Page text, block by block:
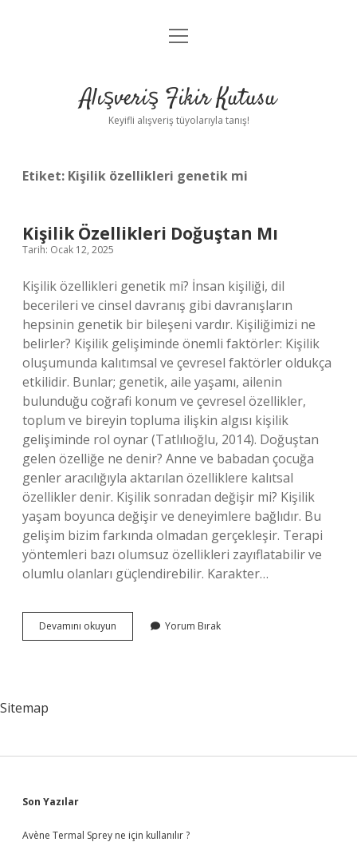
Anasayfa
Yasal Uyarı
menüyü
Alışveriş Fikir Kutusu
Keyifli alışveriş tüyolarıyla tanış!
Etiket: Kişilik özellikleri genetik mi
Kişilik Özellikleri Doğuştan Mı
Tarih: Ocak 12, 2025
Kişilik özellikleri genetik mi? İnsan kişiliği, dil
becerileri ve cinsel davranış gibi davranışların
hepsinin genetik bir bileşeni vardır. Kişiliğimizi ne
belirler? Kişilik gelişiminde önemli faktörler: Kişilik
oluşumunda kalıtımsal ve çevresel faktörler oldukça
etkilidir. Bunlar; genetik, aile yaşamı, ailenin
bulunduğu coğrafi konum ve çevresel özellikler,
toplum ve bireyin topluma ilişkin algısı kişilik
gelişiminde rol oynar (Tatlılıoğlu, 2014). Doğuştan
gelen özelliğe ne denir? Anne ve babadan çocuğa
genler aracılığıyla aktarılan özelliklere kalıtsal
özellikler denir. Kişilik sonradan değişir mi? Kişilik
yaşam boyunca değişir ve deneyimlere bağlıdır. Bu
gelişim bizim farkında olmadan gerçekleşir. Terapi
yöntemleri bazı olumsuz özellikleri zayıflatabilir ve
olumlu olanları güçlendirebilir. Karakter…
Devamını okuyun
Özellikleri
Yorum Bırak
Sitemap
Sidebar
Son Yazılar
Avène Termal Sprey ne için kullanılır ?